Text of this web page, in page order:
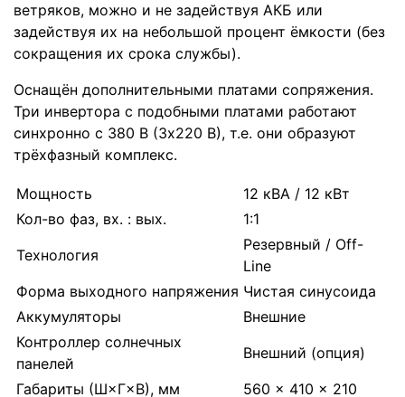
ветряков, можно и не задействуя АКБ или
задействуя их на небольшой процент ёмкости (без
сокращения их срока службы).
Оснащён дополнительными платами сопряжения.
Три инвертора с подобными платами работают
синхронно с 380 В (3х220 В), т.е. они образуют
трёхфазный комплекс.
Мощность
12 кВА / 12 кВт
Кол-во фаз, вх. : вых.
1:1
Технология
Резервный / Off-
Line
Форма выходного напряжения Чистая синусоида
Аккумуляторы
Внешние
Контроллер солнечных
панелей
Внешний (опция)
Габариты (Ш×Г×В), мм
560 × 410 × 210